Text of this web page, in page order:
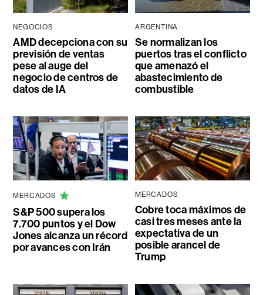
NEGOCIOS
AMD decepciona con su
previsión de ventas
pese al auge del
negocio de centros de
datos de IA
ARGENTINA
Se normalizan los
puertos tras el conflicto
que amenazó el
abastecimiento de
combustible
MERCADOS
S&P 500 supera los
7.700 puntos y el Dow
Jones alcanza un récord
por avances con Irán
MERCADOS
Cobre toca máximos de
casi tres meses ante la
expectativa de un
posible arancel de
Trump